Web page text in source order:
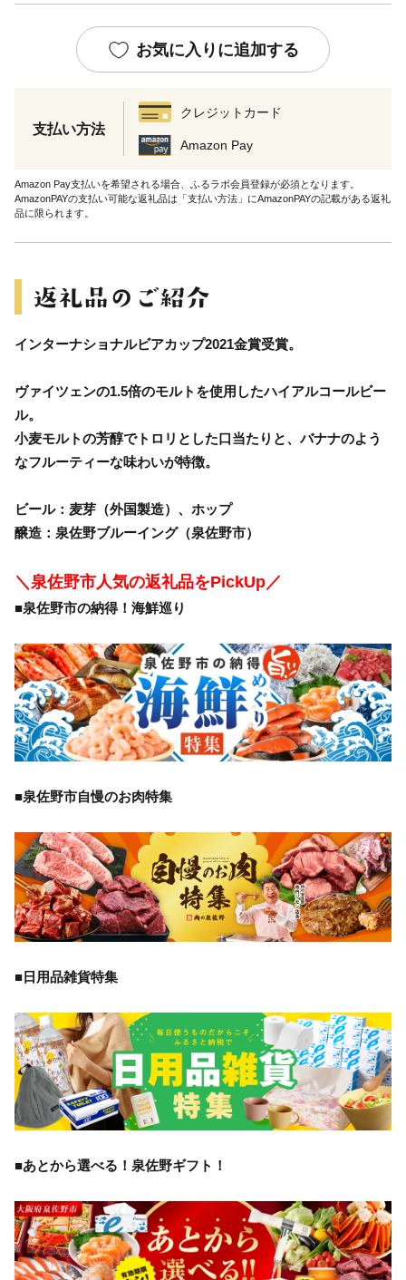
お気に入りに追加する
支払い方法
クレジットカード
Amazon Pay
Amazon Pay支払いを希望される場合、ふるラボ会員登録が必須となります。
AmazonPAYの支払い可能な返礼品は「支払い方法」にAmazonPAYの記載がある返礼
品に限られます。
インターナショナルビアカップ2021金賞受賞。
ヴァイツェンの1.5倍のモルトを使用したハイアルコールビー
ル。
小麦モルトの芳醇でトロリとした口当たりと、バナナのよう
なフルーティーな味わいが特徴。
ビール：麦芽（外国製造）、ホップ
醸造：泉佐野ブルーイング（泉佐野市）
＼泉佐野市人気の返礼品をPickUp／
■泉佐野市の納得！海鮮巡り
■泉佐野市自慢のお肉特集
■日用品雑貨特集
■あとから選べる！泉佐野ギフト！